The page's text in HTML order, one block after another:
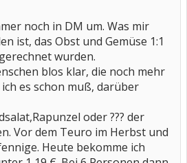
noch in DM um. Was mir
ist, das Obst und Gemüse 1:1
wurden.
blos klar, die noch mehr
es schon muß, darüber
oder ??? der
Vor dem Teuro im Herbst und
Heute bekomme ich